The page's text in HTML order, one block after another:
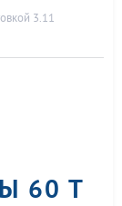
3.11
60 Т